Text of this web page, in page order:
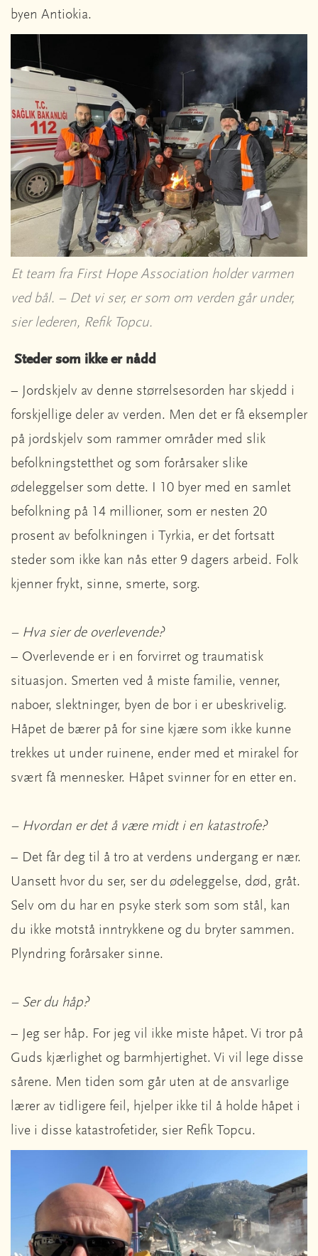
byen Antiokia.
Et team fra First Hope Association holder varmen
ved bål. – Det vi ser, er som om verden går under,
sier lederen, Refik Topcu.
Steder som ikke er nådd
– Jordskjelv av denne størrelsesorden har skjedd i
forskjellige deler av verden. Men det er få eksempler
på jordskjelv som rammer områder med slik
befolkningstetthet og som forårsaker slike
ødeleggelser som dette. I 10 byer med en samlet
befolkning på 14 millioner, som er nesten 20
prosent av befolkningen i Tyrkia, er det fortsatt
steder som ikke kan nås etter 9 dagers arbeid. Folk
kjenner frykt, sinne, smerte, sorg.
– Hva sier de overlevende?
– Overlevende er i en forvirret og traumatisk
situasjon. Smerten ved å miste familie, venner,
naboer, slektninger, byen de bor i er ubeskrivelig.
Håpet de bærer på for sine kjære som ikke kunne
trekkes ut under ruinene, ender med et mirakel for
svært få mennesker. Håpet svinner for en etter en.
– Hvordan er det å være midt i en katastrofe?
– Det får deg til å tro at verdens undergang er nær.
Uansett hvor du ser, ser du ødeleggelse, død, gråt.
Selv om du har en psyke sterk som som stål, kan
du ikke motstå inntrykkene og du bryter sammen.
Plyndring forårsaker sinne.
– Ser du håp?
– Jeg ser håp. For jeg vil ikke miste håpet. Vi tror på
Guds kjærlighet og barmhjertighet. Vi vil lege disse
sårene. Men tiden som går uten at de ansvarlige
lærer av tidligere feil, hjelper ikke til å holde håpet i
live i disse katastrofetider, sier Refik Topcu.